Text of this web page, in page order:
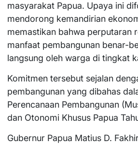
masyarakat Papua. Upaya ini
mendorong kemandirian
memastikan bahwa perputaran
manfaat pembangunan benar-
langsung oleh warga di tingkat
Komitmen tersebut sejalan
pembangunan yang dibahas
Perencanaan Pembangunan
dan Otonomi Khusus Papua
Gubernur Papua Matius D.